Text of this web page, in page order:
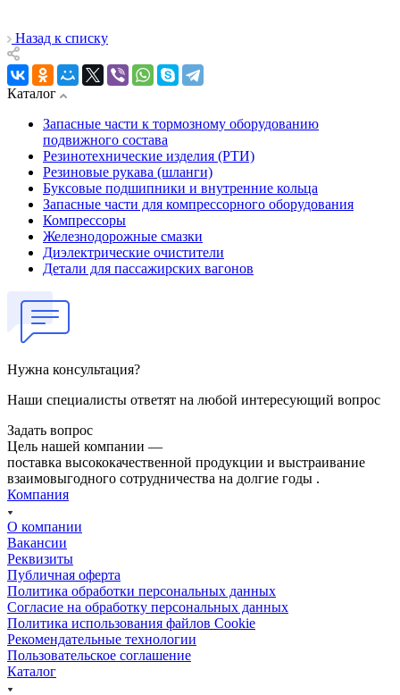
Назад к списку
Каталог
Запасные части к тормозному оборудованию
подвижного состава
Резинотехнические изделия (РТИ)
Резиновые рукава (шланги)
Буксовые подшипники и внутренние кольца
Запасные части для компрессорного оборудования
Компрессоры
Железнодорожные смазки
Диэлектрические очистители
Детали для пассажирских вагонов
Нужна консультация?
Наши специалисты ответят на любой интересующий вопрос
Задать вопрос
Цель нашей компании —
поставка высококачественной продукции и выстраивание
взаимовыгодного сотрудничества на долгие годы .
Компания
О компании
Вакансии
Реквизиты
Публичная оферта
Политика обработки персональных данных
Cогласие на обработку персональных данных
Политика использования файлов Cookie
Рекомендательные технологии
Пользовательское соглашение
Каталог